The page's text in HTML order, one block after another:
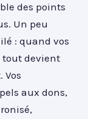
des points
Un peu
: quand vos
devient
Vos
aux dons,